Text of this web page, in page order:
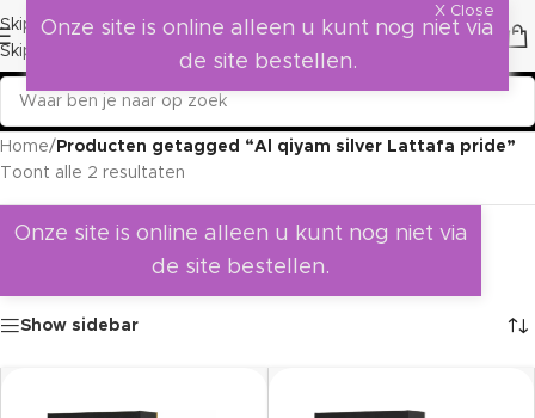
Skip to navigation
Skip to main content
Home/ Producten getagged “Al qiyam silver Lattafa pride”
Toont alle 2 resultaten
Onze site is online alleen u kunt nog niet via
de site bestellen.
Show sidebar
X Close
Onze site is online alleen u kunt nog niet via
de site bestellen.